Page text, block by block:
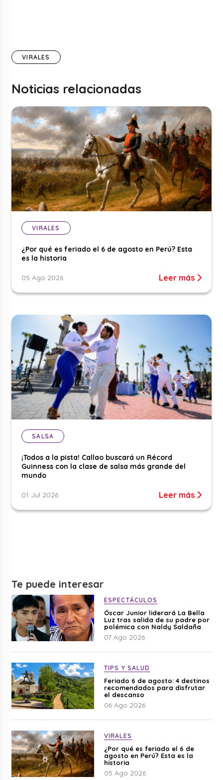
VIRALES
Noticias relacionadas
VIRALES
¿Por qué es feriado el 6 de agosto en Perú? Esta
es la historia
05 Ago 2026 Leer más
SALSA
¡Todos a la pista! Callao buscará un Récord
Guinness con la clase de salsa más grande del
mundo
01 Jul 2026 Leer más
Te puede interesar
ESPECTÁCULOS
Óscar Junior liderará La Bella
Luz tras salida de su padre por
polémica con Naldy Saldaña
07 Ago 2026
TIPS Y SALUD
Feriado 6 de agosto: 4 destinos
recomendados para disfrutar
el descanso
06 Ago 2026
VIRALES
¿Por qué es feriado el 6 de
agosto en Perú? Esta es la
historia
05 Ago 2026